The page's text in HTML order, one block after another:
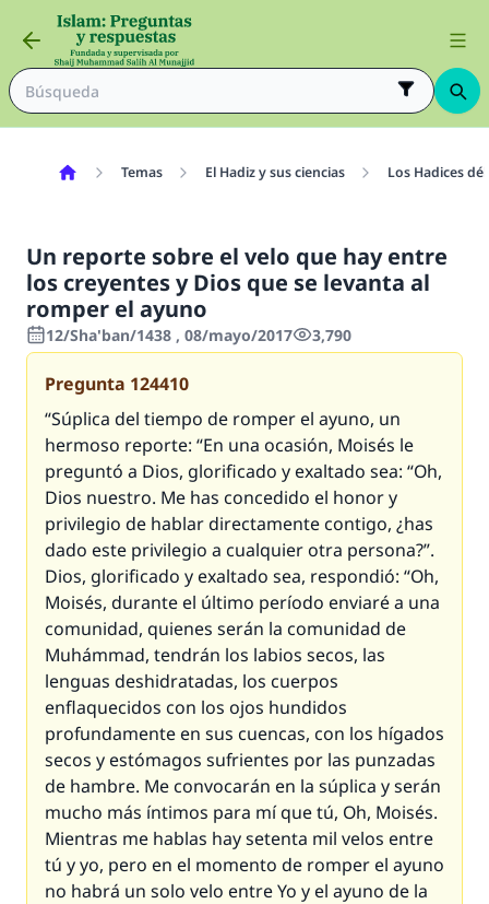
Temas El Hadiz y sus ciencias Los Hadices
Un reporte sobre el velo que hay entre
los creyentes y Dios que se levanta al
romper el ayuno
12/Sha'ban/1438 , 08/mayo/2017 3,790
Pregunta 124410
“Súplica del tiempo de romper el ayuno, un
hermoso reporte: “En una ocasión, Moisés le
preguntó a Dios, glorificado y exaltado sea: “Oh,
Dios nuestro. Me has concedido el honor y
privilegio de hablar directamente contigo, ¿has
dado este privilegio a cualquier otra persona?”.
Dios, glorificado y exaltado sea, respondió: “Oh,
Moisés, durante el último período enviaré a una
comunidad, quienes serán la comunidad de
Muhámmad, tendrán los labios secos, las
lenguas deshidratadas, los cuerpos
enflaquecidos con los ojos hundidos
profundamente en sus cuencas, con los hígados
secos y estómagos sufrientes por las punzadas
de hambre. Me convocarán en la súplica y serán
mucho más íntimos para mí que tú, Oh, Moisés.
Mientras me hablas hay setenta mil velos entre
tú y yo, pero en el momento de romper el ayuno
no habrá un solo velo entre Yo y el ayuno de la